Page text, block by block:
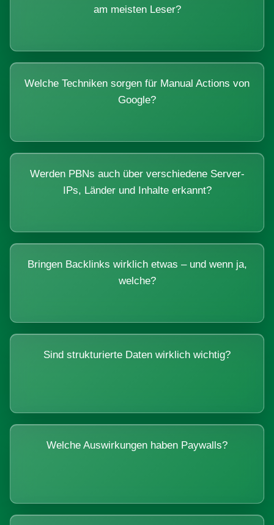
am meisten Leser?
Welche Techniken sorgen für Manual Actions von
Google?
Werden PBNs auch über verschiedene Server-
IPs, Länder und Inhalte erkannt?
Bringen Backlinks wirklich etwas – und wenn ja,
welche?
Sind strukturierte Daten wirklich wichtig?
Welche Auswirkungen haben Paywalls?